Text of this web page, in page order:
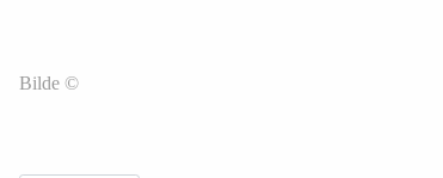
Bilde ©